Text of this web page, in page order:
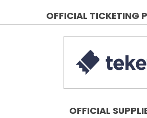
OFFICIAL TICKETING
OFFICIAL